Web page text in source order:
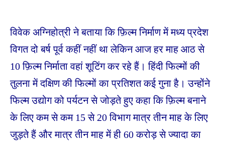
विवेक अग्निहोत्री ने बताया कि फ़िल्म निर्माण में मध्य प्रदेश
विगत दो बर्ष पूर्व कहीं नहीं था लेकिन आज हर माह आठ से
10 फ़िल्म निर्माता वहां शूटिंग कर रहे हैं। हिंदी फिल्मों की
तुलना में दक्षिण की फिल्मों का प्रतिशत कई गुना है। उन्होंने
फिल्म उद्योग को पर्यटन से जोड़ते हुए कहा कि फ़िल्म बनाने
के लिए कम से कम 15 से 20 विभाग मात्र तीन माह के लिए
जुड़ते हैं और मात्र तीन माह में ही 60 करोड़ से ज्यादा का